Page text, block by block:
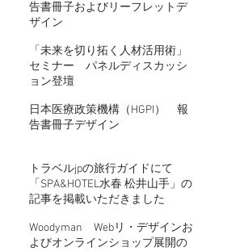
告書冊子およびリーフレットデ
ザイン
「未来を切り拓く人材活用術」
セミナー パネルディスカッシ
ョン登壇
日本医療政策機構（HGPI） 報
告書冊子デザイン
トラベルjpの旅行ガイドにて
「SPA&HOTEL水春 松井山手」の
記事を掲載いただきました
Woodyman Webリ・デザインお
よびオンラインショップ展開の